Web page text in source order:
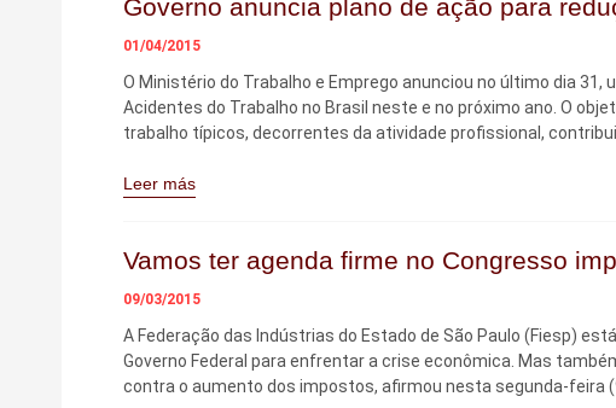
Governo anuncia plano de ação para
01/04/2015
O Ministério do Trabalho e Emprego anunciou no último dia
Acidentes do Trabalho no Brasil neste e no próximo ano. O
trabalho típicos, decorrentes da atividade profissional,
Leer más
Vamos ter agenda firme no Congresso
09/03/2015
A Federação das Indústrias do Estado de São Paulo (Fiesp)
Governo Federal para enfrentar a crise econômica. Mas
contra o aumento dos impostos, afirmou nesta segunda-feira